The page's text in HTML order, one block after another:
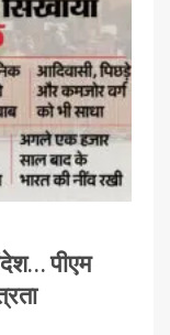
पीएम